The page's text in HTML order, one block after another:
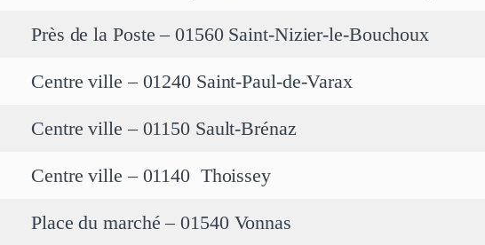
Près de la Poste – 01560 Saint-Nizier-le-Bouchoux
Centre ville – 01240 Saint-Paul-de-Varax
Centre ville – 01150 Sault-Brénaz
Centre ville – 01140 Thoissey
Place du marché – 01540 Vonnas